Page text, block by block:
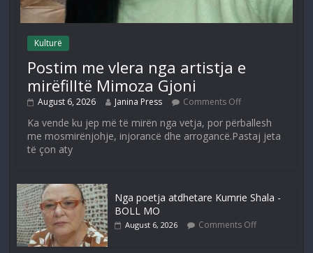
Kulturë
Postim me vlera nga artistja e
mirëfilltë Mimoza Gjoni
August 6, 2026 Janina Press Comments Off
Ka vende ku jep më të mirën nga vetja, por përballesh
me mosmirënjohje, injorancë dhe arrogancë.Pastaj jeta
të çon aty
Nga poetja atdhetare Kumrie Shala -
BOLL MO
August 6, 2026 Comments Off